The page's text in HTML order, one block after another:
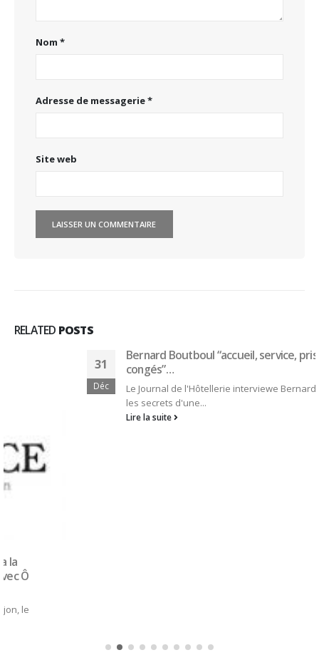
Nom *
Adresse de messagerie*
Site web
RELATED POSTS
Bernard Boutboul “accueil, service, prise de
congés”…
Le Journal de l'Hôtellerie interviewe Bernard Boutboul sur
les secrets d'une...
CONNEXION
Identifiant